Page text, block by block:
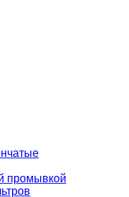
промывкой